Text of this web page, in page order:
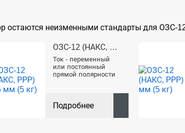
остаются неизменными стандарты для ОЗС-
ОЗС-12 (НАКС, РРР) 2.5 мм (5 кг)
Ток - переменный
или постоянный
прямой полярности
Подробнее